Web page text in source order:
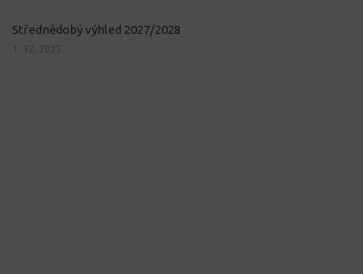
Střednědobý výhled 2027/2028
1. 12. 2025